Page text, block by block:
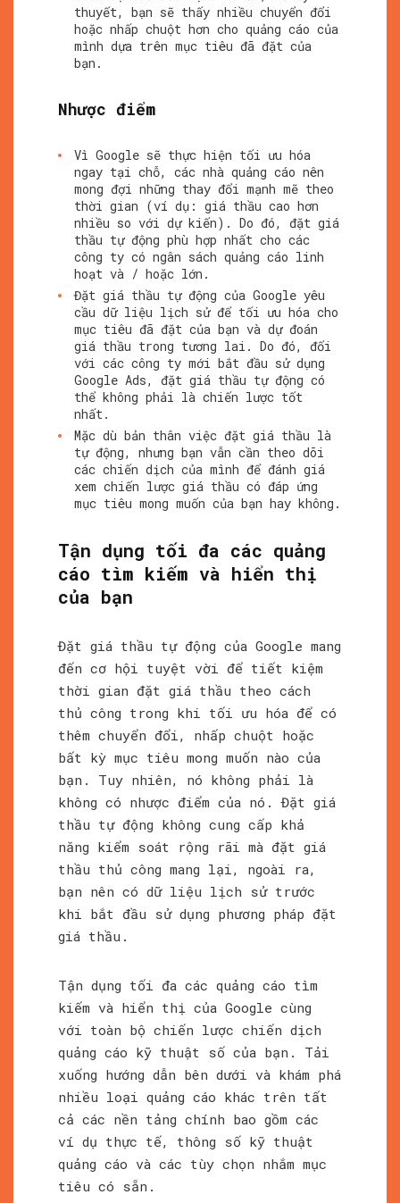
thuyết, bạn sẽ thấy nhiều chuyển đổi
hoặc nhấp chuột hơn cho quảng cáo của
mình dựa trên mục tiêu đã đặt của
bạn.
Nhược điểm
Vì Google sẽ thực hiện tối ưu hóa
ngay tại chỗ, các nhà quảng cáo nên
mong đợi những thay đổi mạnh mẽ theo
thời gian (ví dụ: giá thầu cao hơn
nhiều so với dự kiến). Do đó, đặt giá
thầu tự động phù hợp nhất cho các
công ty có ngân sách quảng cáo linh
hoạt và / hoặc lớn.
Đặt giá thầu tự động của Google yêu
cầu dữ liệu lịch sử để tối ưu hóa cho
mục tiêu đã đặt của bạn và dự đoán
giá thầu trong tương lai. Do đó, đối
với các công ty mới bắt đầu sử dụng
Google Ads, đặt giá thầu tự động có
thể không phải là chiến lược tốt
nhất.
Mặc dù bản thân việc đặt giá thầu là
tự động, nhưng bạn vẫn cần theo dõi
các chiến dịch của mình để đánh giá
xem chiến lược giá thầu có đáp ứng
mục tiêu mong muốn của bạn hay không.
Tận dụng tối đa các quảng
cáo tìm kiếm và hiển thị
của bạn
Đặt giá thầu tự động của Google mang
đến cơ hội tuyệt vời để tiết kiệm
thời gian đặt giá thầu theo cách
thủ công trong khi tối ưu hóa để có
thêm chuyển đổi, nhấp chuột hoặc
bất kỳ mục tiêu mong muốn nào của
bạn. Tuy nhiên, nó không phải là
không có nhược điểm của nó. Đặt giá
thầu tự động không cung cấp khả
năng kiểm soát rộng rãi mà đặt giá
thầu thủ công mang lại, ngoài ra,
bạn nên có dữ liệu lịch sử trước
khi bắt đầu sử dụng phương pháp đặt
giá thầu.
Tận dụng tối đa các quảng cáo tìm
kiếm và hiển thị của Google cùng
với toàn bộ chiến lược chiến dịch
quảng cáo kỹ thuật số của bạn. Tải
xuống hướng dẫn bên dưới và khám phá
nhiều loại quảng cáo khác trên tất
cả các nền tảng chính bao gồm các
ví dụ thực tế, thông số kỹ thuật
quảng cáo và các tùy chọn nhắm mục
tiêu có sẵn.